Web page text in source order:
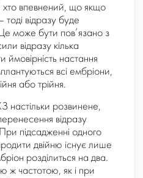
хто впевнений, що якщо
відразу буде
Це може бути пов’язано з
відразу кілька
ймовірність настання
всі ембріони,
або трійня.
настільки розвинене,
відразу
підсадженні одного
двійню існує лише
розділиться на два.
ж частотою, як і при